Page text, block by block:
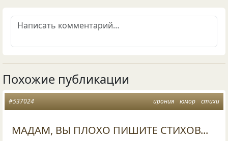
Похожие публикации
ирония юмор стихи
#537024
МАДАМ, ВЫ ПЛОХО ПИШИТЕ СТИХОВ...